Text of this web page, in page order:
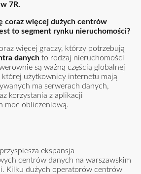
7R.
coraz więcej dużych centrów
to segment rynku nieruchomości?
więcej graczy, którzy potrzebują
danych to rodzaj nieruchomości
są ważną częścią globalnej
użytkownicy internetu mają
ma serwerach danych,
korzystania z aplikacji
moc obliczeniową.
ekspansja
centrów danych na warszawskim
Kilku dużych operatorów centrów